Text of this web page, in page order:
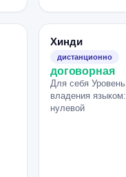
Хинди
дистанционно
договорная
Для себя Уровень
владения языком:
нулевой